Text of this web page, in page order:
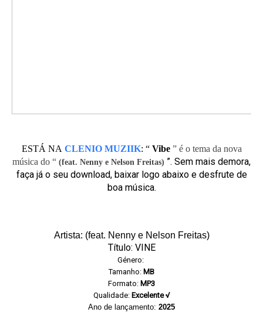
ESTÁ NA CLENIO MUZIIK: “Vibe ” é o tema da nova
música do “ (feat. Nenny e Nelson Freitas) ”. Sem mais demora,
faça já o seu download, baixar logo abaixo e desfrute de
boa música.
Artista: (feat. Nenny e Nelson Freitas)
Título: VINE
Género:
Tamanho: MB
Formato: MP3
Qualidade: Excelente √
Ano de lançamento: 2025